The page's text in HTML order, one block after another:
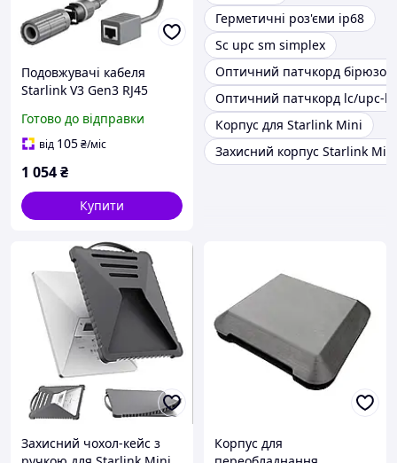
Подовжувачі кабеля
Starlink V3 Gen3 RJ45
Готово до відправки
від 105₴/міс
1 054₴
Купити
Герметичні роз'єми ip68
Sc upc sm simplex
Оптичний патчкорд
Оптичний патчкорд lc/upc-
Корпус для Starlink Mini
Захисний корпус Starlink Mini
Захисний чохол-кейс з
Корпус для